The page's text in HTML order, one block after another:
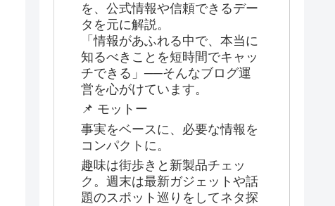
を、公式情報や信頼できるデー
タを元に解説。
「情報があふれる中で、本当に
知るべきことを短時間でキャッ
チできる」──そんなブログ運
営を心がけています。
📌 モットー
事実をベースに、必要な情報を
コンパクトに。
趣味は街歩きと新製品チェッ
ク。週末は最新ガジェットや話
題のスポット巡りをしてネタ探